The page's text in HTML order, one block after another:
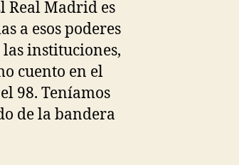
Real Madrid es
a esos poderes
instituciones,
cuento en el
98. Teníamos
de la bandera